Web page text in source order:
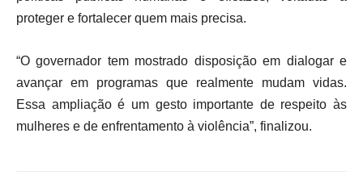
proteger e fortalecer quem mais precisa.
“O governador tem mostrado disposição em dialogar e
avançar em programas que realmente mudam vidas.
Essa ampliação é um gesto importante de respeito às
mulheres e de enfrentamento à violência”, finalizou.